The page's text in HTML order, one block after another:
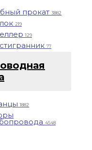
прокат 3882
219
129
77
1882
4548